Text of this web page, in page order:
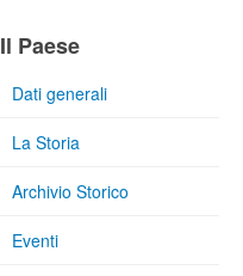
Il Paese
Dati generali
La Storia
Archivio Storico
Eventi